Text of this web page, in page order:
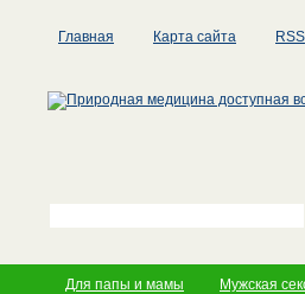
Главная Карта сайта RSS
Для папы и мамы Мужская